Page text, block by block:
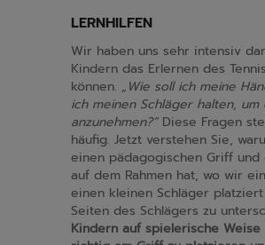
LERNHILFEN
Wir haben uns sehr intensiv
Kindern das Erlernen des
können. „Wie soll ich meine
ich meinen Schläger halten,
anzunehmen?“Diese Fragen
häufig. Jetzt verstehen Sie,
einen pädagogischen Griff
auf dem Rahmen hat, wo wir
einen kleinen Schläger
Seiten des Schlägers zu
Kindern auf spielerische